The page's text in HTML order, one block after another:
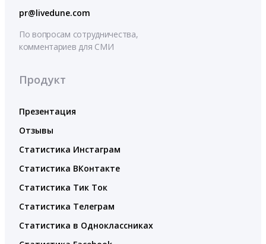
pr@livedune.com
По вопросам сотрудничества,
комментариев для СМИ
Продукт
Презентация
Отзывы
Статистика Инстаграм
Статистика ВКонтакте
Статистика Тик Ток
Статистика Телеграм
Статистика в Одноклассниках